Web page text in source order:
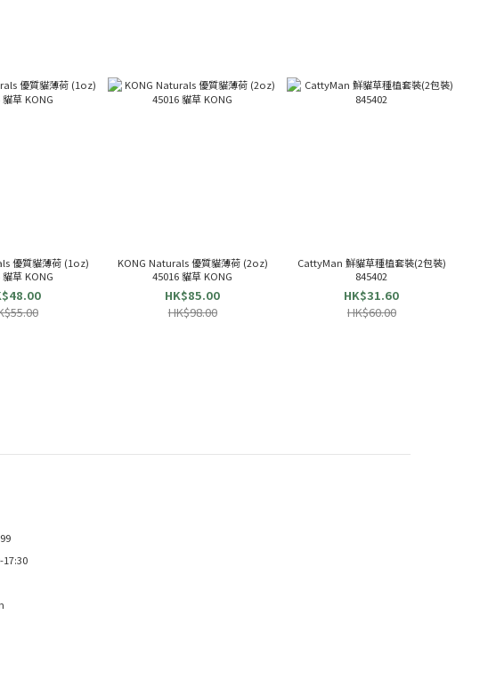
優質貓薄荷 (1oz)
草 KONG
KONG Naturals 優質貓薄荷 (2oz)
45016 貓草 KONG
HK$85.00
HK$98.00
CattyMan 鮮貓草種植套裝(2包裝)
845402
HK$31.60
HK$60.00
17:30